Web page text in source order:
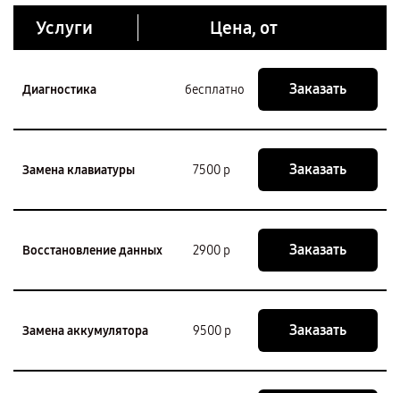
Услуги Цена, от
Диагностика бесплатно Заказать
Замена клавиатуры 7500 р Заказать
Восстановление данных 2900 р Заказать
Замена аккумулятора 9500 р Заказать